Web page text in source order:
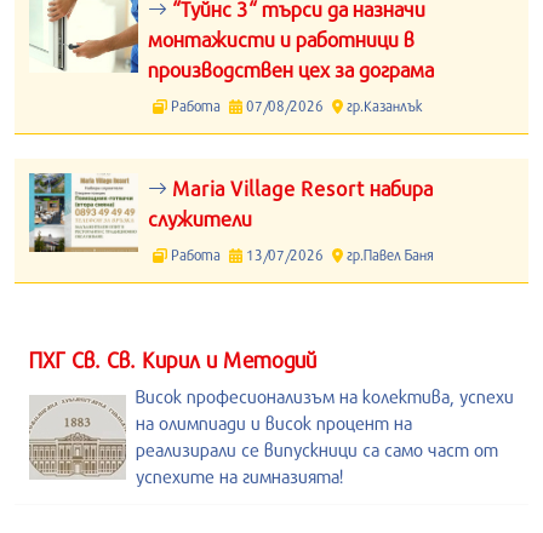
“Туйнс 3“ търси да назначи
монтажисти и работници в
производствен цех за дограма
Работа 07/08/2026 гр.Казанлък
Maria Village Resort набира
служители
Работа 13/07/2026 гр.Павел Баня
ПХГ Св. Св. Кирил и Методий
Висок професионализъм на колектива, успехи
на олимпиади и висок процент на
реализирали се випускници са само част от
успехите на гимназията!